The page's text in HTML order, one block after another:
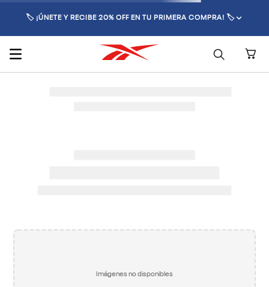
🏷️ ¡ÚNETE Y RECIBE 20% OFF EN TU PRIMERA COMPRA! 🏷️
Imágenes no disponibles